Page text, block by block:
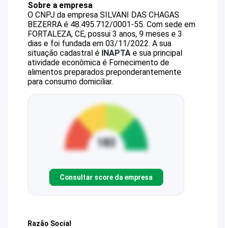
Sobre a empresa
O CNPJ da empresa SILVANI DAS CHAGAS
BEZERRA é 48.495.712/0001-55. Com sede em
FORTALEZA, CE, possui 3 anos, 9 meses e 3
dias e foi fundada em 03/11/2022. A sua
situação cadastral é INAPTA e sua principal
atividade econômica é Fornecimento de
alimentos preparados preponderantemente
para consumo domiciliar.
Consultar score da empresa
Razão Social